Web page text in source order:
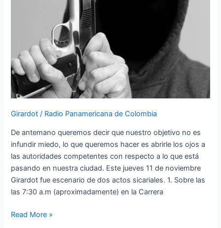
Girardot / Radio Panamericana de Colombia
De antemano queremos decir que nuestro objetivo no es
infundir miedo, lo que queremos hacer es abrirle los ojos a
las autoridades competentes con respecto a lo que está
pasando en nuestra ciudad. Este jueves 11 de noviembre
Girardot fue escenario de dos actos sicariales. 1. Sobre las
las 7:30 a.m (aproximadamente) en la Carrera
Read More »